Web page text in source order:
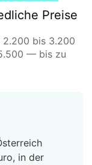
Preise
2.200 bis 3.200
— bis zu
in der